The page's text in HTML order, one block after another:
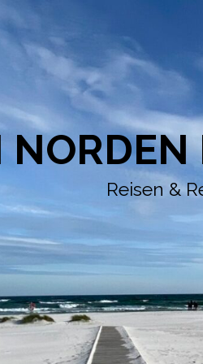
NORDEN
Reisen &